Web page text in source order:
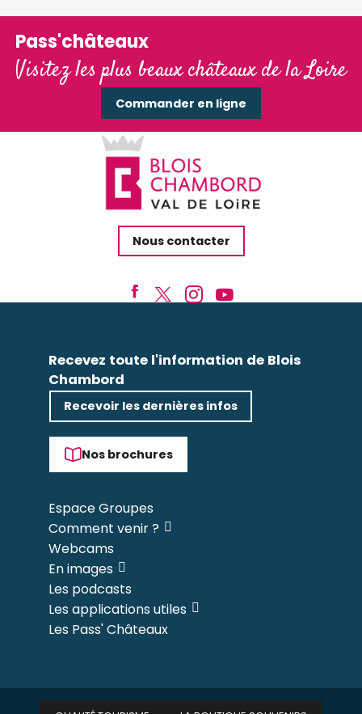
Pass'châteaux
Visitez les plus beaux châteaux de la Loire
Commander en ligne
Nous contacter
Recevez toute l'information de Blois
Chambord
Recevoir les dernières infos
Nos brochures
Espace Groupes
Comment venir ?
Webcams
En images
Les podcasts
Les applications utiles
Les Pass' Châteaux